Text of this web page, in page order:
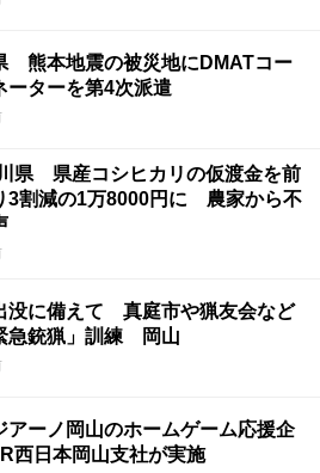
熊本地震の被災地にDMATコー
ーターを第4次派遣
県 県産コシヒカリの仮渡金を前
3割減の1万8000円に 農家から不
没に備えて 真庭市や猟友会など
急銃猟」訓練 岡山
アーノ岡山のホームゲーム応援企
日本岡山支社が実施